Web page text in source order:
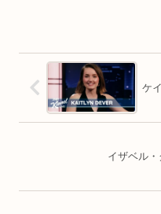
ケ
イザベル・